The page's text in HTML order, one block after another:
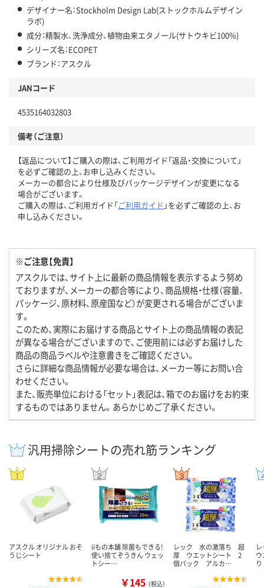
デザイナー名：Stockholm Design Lab(ストックホルムデザイン
ラボ)
成分：精製水、洗浄成分、植物由来エタノール(サトウキビ100%)
シリーズ名：ECOPET
ブランド：アスクル
JANコード
4535164032803
備考（ご注意）
【返品について】ご購入の際は、ご利用ガイド「返品・交換について」
を必ずご確認の上、お申し込みください。
メーカーの都合により仕様及びパッケージデザインが変更になる
場合がございます。
ご購入の際は、ご利用ガイド「ご利用ガイド 」を必ずご確認の上、お
申し込みください。
※ご注意【免責】
アスクルでは、サイト上に最新の商品情報を表示するよう努め
ておりますが、メーカーの都合等により、商品規格・仕様（容量、
パッケージ、原材料、原産国など）が変更される場合がございま
す。
このため、実際にお届けする商品とサイト上の商品情報の表記
が異なる場合がございますので、ご使用前には必ずお届けした
商品の商品ラベルや注意書きをご確認ください。
さらに詳細な商品情報が必要な場合は、メーカー等にお問い合
わせください。
また、販売単位における「セット」表記は、箱でのお届けをお約束
するものではありません。あらかじめご了承ください。
汎用掃除シートの売れ筋ランキング
アスクル オリジナル おそ
うじシート
iiもの本舗 除菌もできる!
使い捨てぞうきん ウェッ
トシー…
￥145 （税込）
レック 水の激落ち 超
厚 ウエットシート 2
個パック アルカ…